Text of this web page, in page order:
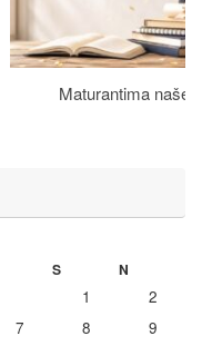
Maturantima naše
S N
1
2
7 8
9